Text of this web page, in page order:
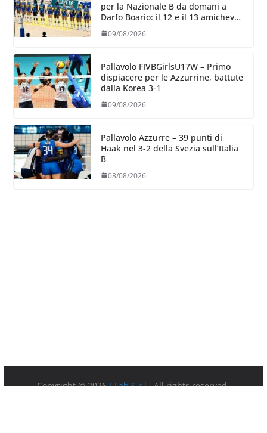
per la Nazionale B da domani a
Darfo Boario: il 12 e il 13 amichevoli
con la Romania
09/08/2026
Pallavolo FIVBGirlsU17W – Primo
dispiacere per le Azzurrine, battute
dalla Korea 3-1
09/08/2026
Pallavolo Azzurre – 39 punti di
Haak nel 3-2 della Svezia sull’Italia
B
08/08/2026
Copyright © 2026I-Lab S.r.l.. All rights reserved.